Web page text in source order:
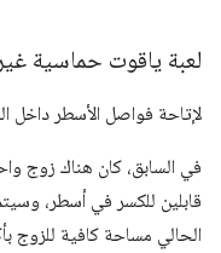
لعبة ياقوت حماسية غير
لإتاحة فواصل الأسطر داخل
في السابق، كان هناك زوج
قابلين للكسر في أسطر،
الحالي مساحة كافية للزوج